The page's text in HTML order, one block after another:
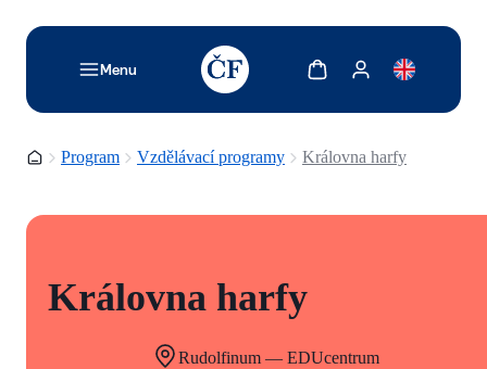
Menu
TODO: Add description for reader
Zobrazit košíkZobrazit můj účet
Domovská stránka
Program Vzdělávací programy Královna harfy
Královna harfy
Rudolfinum — EDUcentrum